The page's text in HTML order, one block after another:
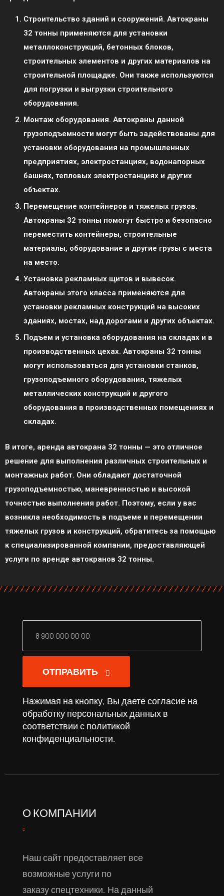
Строительство зданий и сооружений. Автокраны
32 тонны применяются для установки
металлоконструкций, бетонных блоков,
строительных элементов и других материалов на
строительной площадке. Они также используются
для погрузки и выгрузки строительного
оборудования.
Монтаж оборудования. Автокраны данной
грузоподъемности могут быть задействованы для
установки оборудования на промышленных
предприятиях, электростанциях, водонапорных
башнях, тепловых электростанциях и других
объектах.
Перемещение контейнеров и тяжелых грузов.
Автокраны 32 тонны помогут быстро и безопасно
переместить контейнеры, строительные
материалы, оборудование и другие грузы с места
на место.
Установка рекламных щитов и вывесок.
Автокраны этого класса применяются для
установки рекламных конструкций на высоких
зданиях, мостах, над дорогами и других объектах.
Подъем и установка оборудования на складах и в
производственных цехах. Автокраны 32 тонны
могут использоваться для установки станков,
грузоподъемного оборудования, тяжелых
металлических конструкций и другого
оборудования в производственных помещениях и
складах.
В итоге, аренда автокрана 32 тонны — это отличное
решение для выполнения различных строительных и
монтажных работ. Они обладают достаточной
грузоподъемностью, маневренностью и высокой
точностью выполнения работ. Поэтому, если у вас
возникла необходимость в подъеме и перемещении
тяжелых грузов и конструкций, обратитесь за помощью
к специализированной компании, предоставляющей
услуги по аренде автокранов 32 тонны.
ОТПРАВИТЬ
Нажимая на кнопку, Вы даете согласие на
обработку персональных данных в
соответствии с политикой
конфиденциальности.
О КОМПАНИИ
Наш сайт предоставляет все
возможные услуги по
заказу спецтехники. На данный